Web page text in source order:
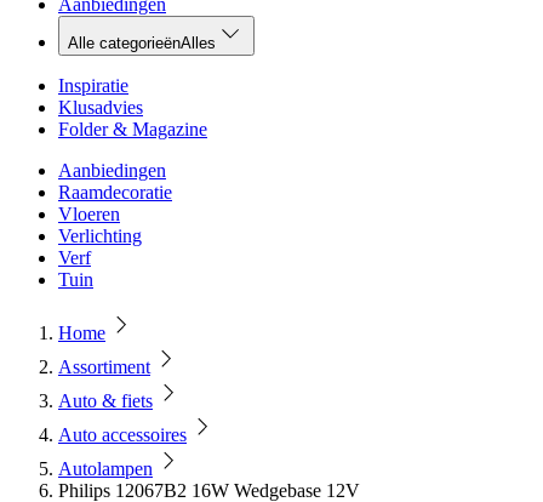
Aanbiedingen
Alle categorieënAlles
Inspiratie
Klusadvies
Folder & Magazine
Aanbiedingen
Raamdecoratie
Vloeren
Verlichting
Verf
Tuin
Home
Assortiment
Auto & fiets
Auto accessoires
Autolampen
Philips 12067B2 16W Wedgebase 12V